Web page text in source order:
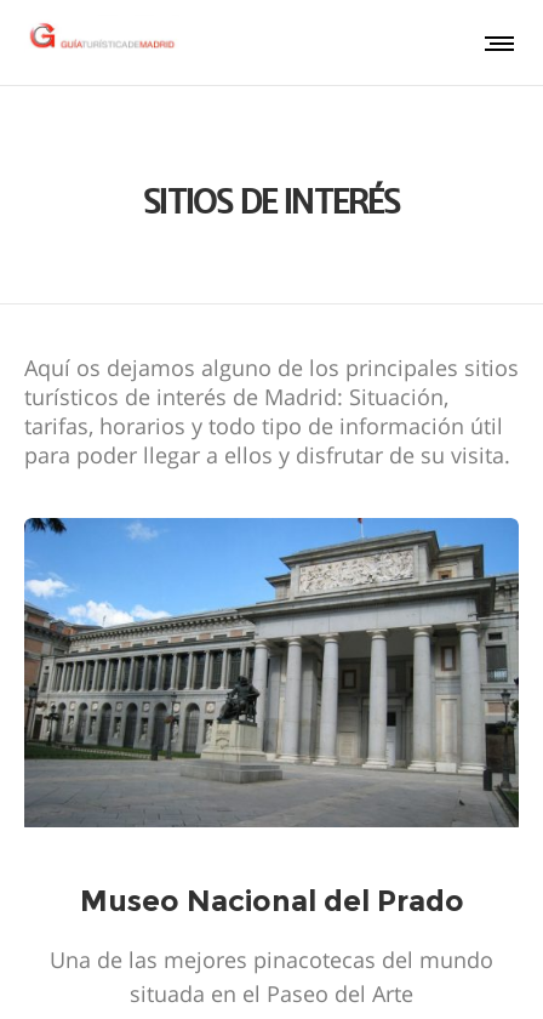
SITIOS DE INTERÉS
Aquí os dejamos alguno de los principales sitios
turísticos de interés de Madrid: Situación,
tarifas, horarios y todo tipo de información útil
para poder llegar a ellos y disfrutar de su visita.
Museo Nacional del Prado
Una de las mejores pinacotecas del mundo
situada en el Paseo del Arte